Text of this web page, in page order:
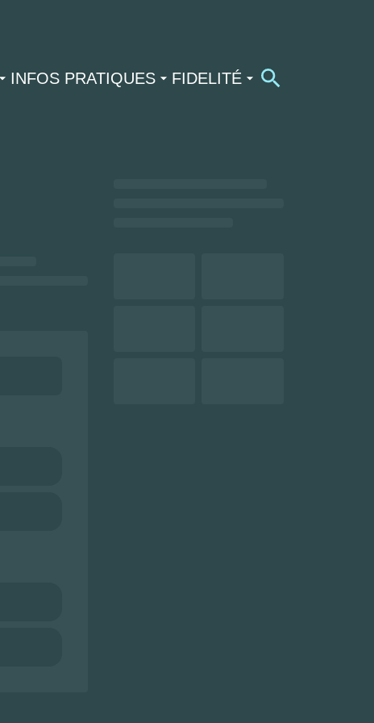
INFOS PRATIQUES FIDELITÉ